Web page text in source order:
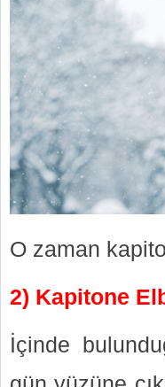
O zaman
2) Kapitone
İçinde